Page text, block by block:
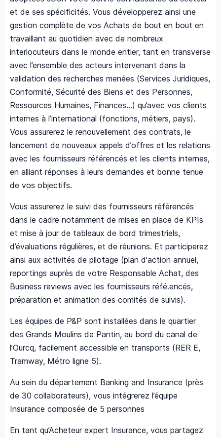
et de ses spécificités. Vous développerez ainsi une
gestion complète de vos Achats de bout en bout en
travaillant au quotidien avec de nombreux
interlocuteurs dans le monde entier, tant en transverse
avec l’ensemble des acteurs intervenant dans la
validation des recherches menées (Services Juridiques,
Conformité, Sécurité des Biens et des Personnes,
Ressources Humaines, Finances…) qu’avec vos clients
internes à l’international (fonctions, métiers, pays).
Vous assurerez le renouvellement des contrats, le
lancement de nouveaux appels d’offres et les relations
avec les fournisseurs référencés et les clients internes,
en alliant réponses à leurs demandes et bonne tenue
de vos objectifs.
Vous assurerez le suivi des fournisseurs référencés
dans le cadre notamment de mises en place de KPIs
et mise à jour de tableaux de bord trimestriels,
d’évaluations régulières, et de réunions. Et participerez
ainsi aux activités de pilotage (plan d'action annuel,
reportings auprès de votre Responsable Achat, des
Business reviews avec les fournisseurs réfé.encés,
préparation et animation des comités de suivis).
Les équipes de P&P sont installées dans le quartier
des Grands Moulins de Pantin, au bord du canal de
l’Ourcq, facilement accessible en transports (RER E,
Tramway, Métro ligne 5).
Au sein du département Banking and Insurance (près
de 30 collaborateurs), vous intégrerez l’équipe
Insurance composée de 5 personnes
En tant qu’Acheteur expert Insurance, vous partagez